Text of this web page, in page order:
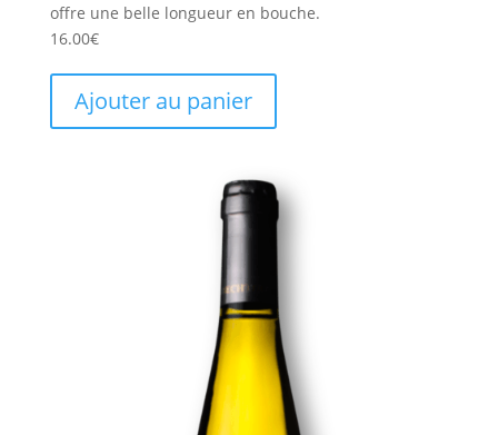
offre une belle longueur en bouche.
16.00€
Ajouter au panier